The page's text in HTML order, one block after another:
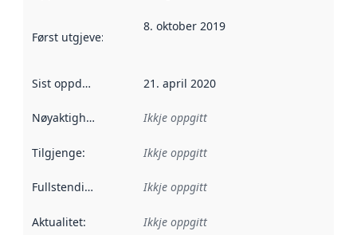
Først utgjeve:
8. oktober 2019
Sist oppdatert 21. april 2020
Nøyaktigheit Ikkje oppgitt
Tilgjenge: Ikkje oppgitt
Fullstendigheit Ikkje oppgitt
Aktualitet: Ikkje oppgitt